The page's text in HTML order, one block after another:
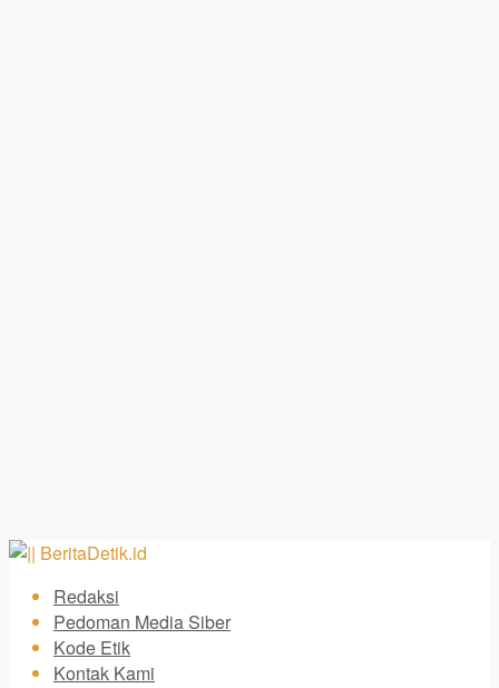
Redaksi
Pedoman Media Siber
Kode Etik
Kontak Kami